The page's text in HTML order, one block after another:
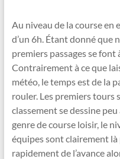
Au niveau de la course en
d’un 6h. Étant donné que
premiers passages se font
Contrairement à ce que
météo, le temps est de la
rouler. Les premiers tours
classement se dessine
genre de course loisir, le
équipes sont clairement
rapidement de l’avance